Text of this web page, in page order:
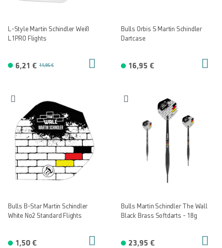
L-Style Martin Schindler Weiß
L1PRO Flights
6,21 € 11,95 €
Bulls Orbis S Martin Schindler
Dartcase
16,95 €
Bulls B-Star Martin Schindler
White No2 Standard Flights
1,50 €
Bulls Martin Schindler The Wall
Black Brass Softdarts - 18g
23,95 €